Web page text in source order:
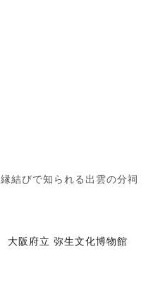
縁結びで知られる出雲の分祠
大阪府立 弥生文化博物館